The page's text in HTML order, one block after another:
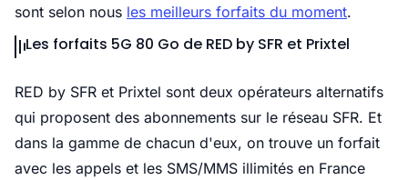
sont selon nous les meilleurs forfaits du moment.
Les forfaits 5G 80 Go de RED by SFR et Prixtel
RED by SFR et Prixtel sont deux opérateurs alternatifs
qui proposent des abonnements sur le réseau SFR. Et
dans la gamme de chacun d'eux, on trouve un forfait
avec les appels et les SMS/MMS illimités en France